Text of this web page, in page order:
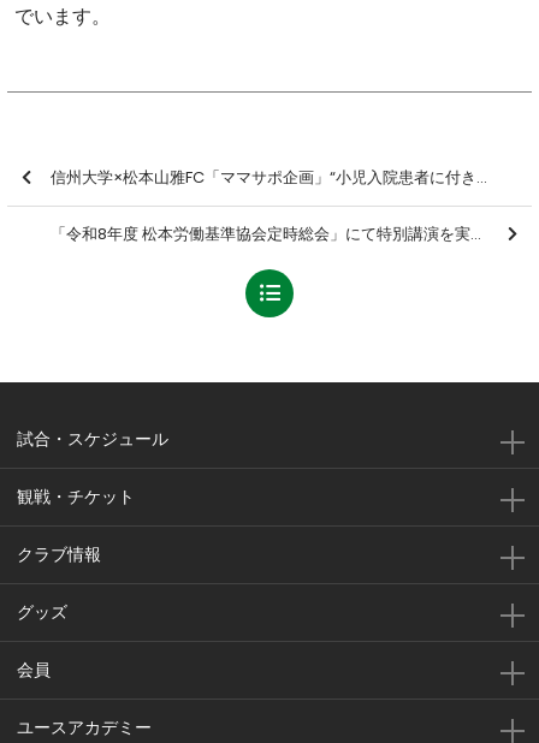
でいます。
信州大学×松本山雅FC「ママサポ企画」“小児入院患者に付き添いをされる保護者の方々へのサポートプロジェクト”を実施しました【報告】
「令和8年度 松本労働基準協会定時総会」にて特別講演を実施しました【報告】
試合・スケジュール
観戦・チケット
クラブ情報
グッズ
会員
ユースアカデミー